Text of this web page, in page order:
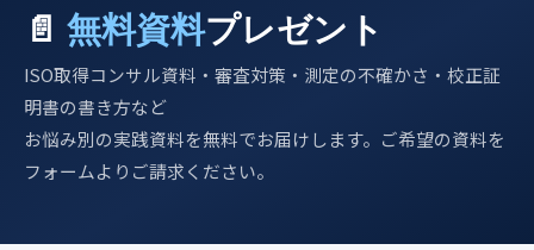
📄 無料資料プレゼント
ISO取得コンサル資料・審査対策・測定の不確かさ・校正証
明書の書き方など
お悩み別の実践資料を無料でお届けします。ご希望の資料を
フォームよりご請求ください。